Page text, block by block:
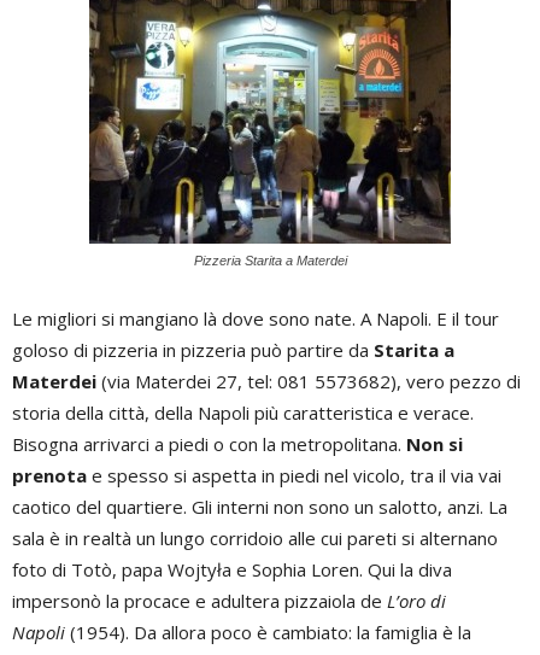
Pizzeria Starita a Materdei
Le migliori si mangiano là dove sono nate. A Napoli. E il tour
goloso di pizzeria in pizzeria può partire da Starita a
Materdei (via Materdei 27, tel: 081 5573682), vero pezzo di
storia della città, della Napoli più caratteristica e verace.
Bisogna arrivarci a piedi o con la metropolitana. Non si
prenota e spesso si aspetta in piedi nel vicolo, tra il via vai
caotico del quartiere. Gli interni non sono un salotto, anzi. La
sala è in realtà un lungo corridoio alle cui pareti si alternano
foto di Totò, papa Wojtyła e Sophia Loren. Qui la diva
impersonò la procace e adultera pizzaiola de L’oro di
Napoli (1954). Da allora poco è cambiato: la famiglia è la